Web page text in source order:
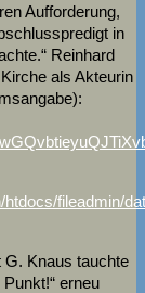
Aufforderung,
in
Reinhard
als Akteurin
fileadmin/
G. Knaus tauchte
erneu